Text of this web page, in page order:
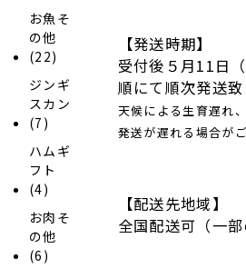
お魚そ
の他
(22)
ジンギ
スカン
(7)
ハムギ
フト
(4)
お肉そ
の他
(6)
【発送時期】
受付後５月11日
順にて順次発送
天候による生育遅れ
発送が遅れる場合がご
【配送先地域】
全国配送可（一部